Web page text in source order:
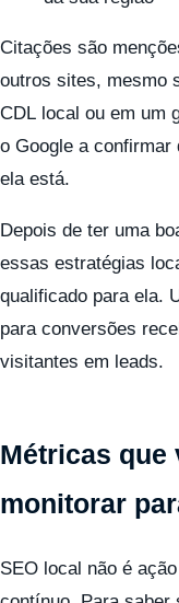
Citações são
outros sites, mesmo
CDL local ou em um
o Google a confirmar
ela está.
Depois de ter uma
essas estratégias
qualificado para ela.
para conversões
visitantes em leads.
Métricas que
monitorar
SEO local não é